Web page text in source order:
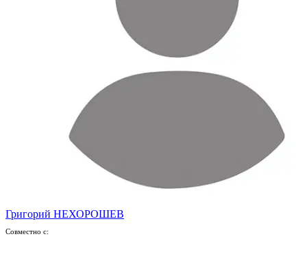
Григорий НЕХОРОШЕВ
Совместно с: